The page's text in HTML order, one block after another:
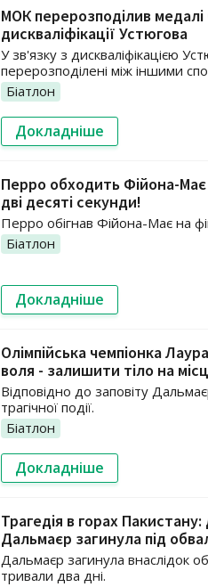
МОК перерозподілив медалі
дискваліфікації Устюгова
У зв'язку з дискваліфікацією
перерозподілені між іншими
Біатлон
Докладніше
Перро обходить Фійона-
дві десяті секунди!
Перро обігнав Фійона-Має на
Біатлон
Докладніше
Олімпійська чемпіонка
воля - залишити тіло на
Відповідно до заповіту
трагічної події.
Біатлон
Докладніше
Трагедія в горах
Дальмаєр загинула під
Дальмаєр загинула внаслідок
тривали два дні.